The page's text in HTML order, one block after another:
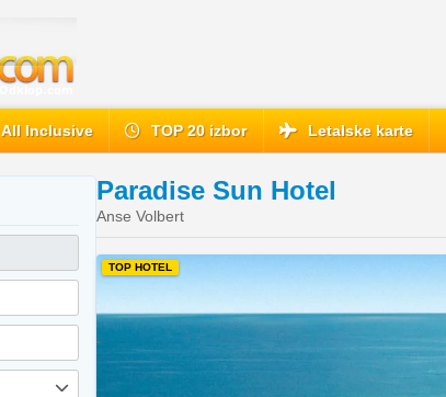
All Inclusive TOP 20 izbor Letalske karte
Paradise Sun Hotel
Anse Volbert
TOP HOTEL